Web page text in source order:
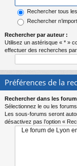
Rechercher tous
Rechercher
Rechercher par auteur :
Utilisez un astérisque « * »
effectuer des recherches
Préférences de la
Rechercher dans les
Sélectionnez le ou les
Les sous-forums seront
désactivez pas l’option «